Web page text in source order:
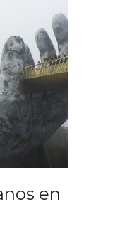
en